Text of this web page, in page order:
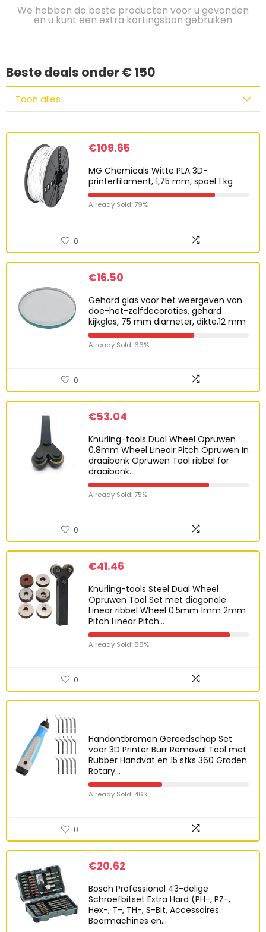
We hebben de beste producten voor u gevonden
en u kunt een extra kortingsbon gebruiken
Beste deals onder € 150
Toon alles
€109.65
MG Chemicals Witte PLA 3D-
printerfilament, 1,75 mm, spoel 1 kg
Already Sold: 79%
0
€16.50
Gehard glas voor het weergeven van
doe-het-zelfdecoraties, gehard
kijkglas, 75 mm diameter, dikte,12 mm
Already Sold: 66%
0
€53.04
Knurling-tools Dual Wheel Opruwen
0.8mm Wheel Lineair Pitch Opruwen In
draaibank Opruwen Tool ribbel for
draaibank…
Already Sold: 75%
0
€41.46
Knurling-tools Steel Dual Wheel
Opruwen Tool Set met diagonale
Linear ribbel Wheel 0.5mm 1mm 2mm
Pitch Linear Pitch…
Already Sold: 88%
0
Handontbramen Gereedschap Set
voor 3D Printer Burr Removal Tool met
Rubber Handvat en 15 stks 360 Graden
Rotary…
Already Sold: 46%
0
€20.62
Bosch Professional 43-delige
Schroefbitset Extra Hard (PH-, PZ-,
Hex-, T-, TH-, S-Bit, Accessoires
Boormachines en…